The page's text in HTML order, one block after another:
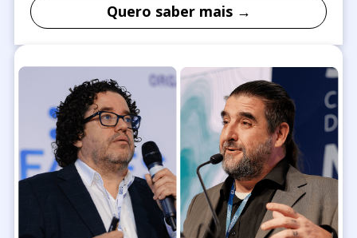
Quero saber mais →